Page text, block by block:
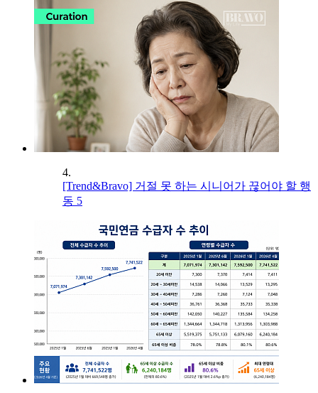
4.
[Trend&Bravo] 거절 못 하는 시니어가 끊어야 할 행
동 5